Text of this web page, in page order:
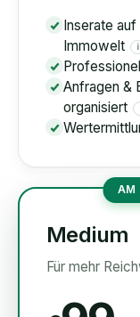
Inserate
Immowelt
i
Anfragen &
organisiert
AM
Medium
Für mehr